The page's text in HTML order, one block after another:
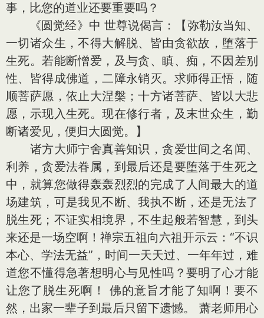
事，比您的道业还要重要吗？
《圆觉经》中 世尊说偈言：【弥勒汝当知、
一切诸众生，不得大解脱、皆由贪欲故，堕落于
生死。若能断憎爱，及与贪、瞋、痴，不因差别
性、皆得成佛道，二障永销灭。求师得正悟，随
顺菩萨愿，依止大涅槃；十方诸菩萨、皆以大悲
愿，示现入生死。现在修行者，及末世众生，勤
断诸爱见，便归大圆觉。】
诸方大师宁舍真善知识，贪爱世间之名闻、
利养，贪爱法眷属，到最后还是要堕落于生死之
中，就算您做得轰轰烈烈的完成了人间最大的道
场建筑，可是我见不断、我执不断，还是无法了
脱生死；不证实相境界，不生起般若智慧，到头
来还是一场空啊！禅宗五祖向六祖开示云：“不识
本心、学法无益”，时间一天天过、一年年过，难
道您不懂得急著想明心与见性吗？要明了心才能
让您了脱生死啊！ 佛的意旨才能了知啊！要不
然，出家一辈子到最后只留下遗憾。 萧老师用心